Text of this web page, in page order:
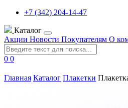
+7 (342) 204-14-47
Каталог
Акции Новости Покупателям О
0 0
Главная Каталог Плакетки